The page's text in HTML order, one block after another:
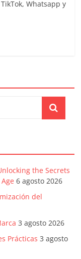
Whatsapp y
the Secrets
6 agosto 2026
del
3 agosto 2026
Prácticas 3 agosto